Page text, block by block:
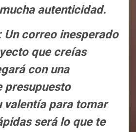
autenticidad.
Un correo inesperado
que creías
con una
presupuesto
valentía para tomar
será lo que te